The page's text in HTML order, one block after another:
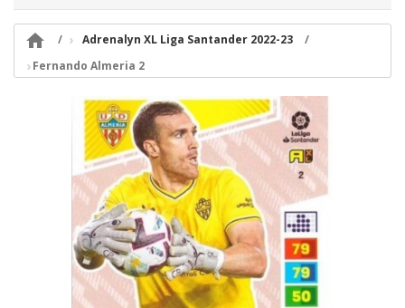

Adrenalyn XL Liga Santander 2022-23
Fernando Almeria 2